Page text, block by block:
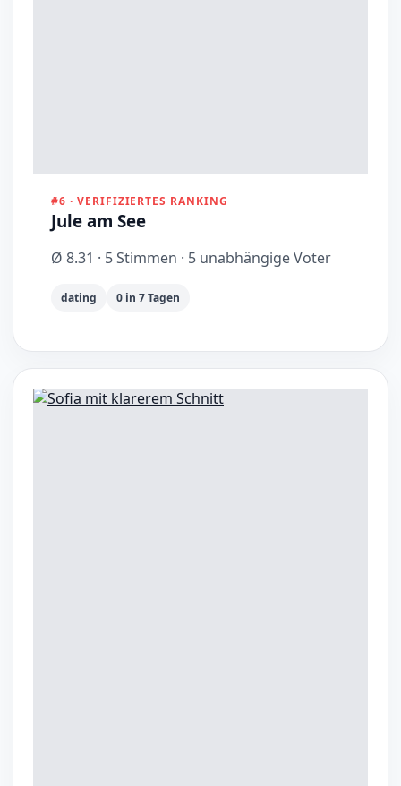
#6 · VERIFIZIERTES RANKING
Jule am See
Ø 8.31 · 5 Stimmen · 5 unabhängige Voter
dating 0 in 7 Tagen